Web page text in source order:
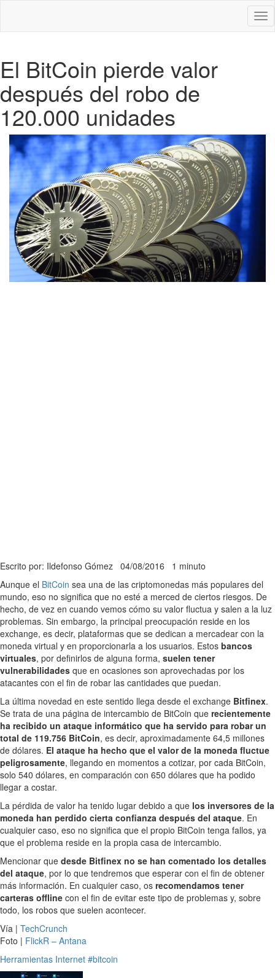
El BitCoin pierde valor
después del robo de
120.000 unidades
Escrito por: Ildefonso Gómez 04/08/2016 1 minuto
Aunque el BitCoin sea una de las criptomonedas más populares del
mundo, eso no significa que no esté a merced de ciertos riesgos. De
hecho, de vez en cuando vemos cómo su valor fluctua y salen a la luz
problemas. Sin embargo, la principal preocupación reside en los
exchange, es decir, plataformas que se dedican a mercadear con la
moneda virtual y en proporcionarla a los usuarios. Estos bancos
virtuales, por definirlos de alguna forma, suelen tener
vulnerabilidades que en ocasiones son aprovechadas por los
atacantes con el fin de robar las cantidades que puedan.
La última novedad en este sentido llega desde el exchange Bitfinex.
Se trata de una página de intercambio de BitCoin que recientemente
ha recibido un ataque informático que ha servido para robar un
total de 119.756 BitCoin, es decir, aproximadamente 64,5 millones
de dólares. El ataque ha hecho que el valor de la moneda fluctue
peligrosamente, llegando en momentos a cotizar, por cada BitCoin,
solo 540 dólares, en comparación con 650 dólares que ha podido
llegar a costar.
La pérdida de valor ha tenido lugar debido a que los inversores de la
moneda han perdido cierta confianza después del ataque. En
cualquier caso, eso no significa que el propio BitCoin tenga fallos, ya
que el problema reside en la propia casa de intercambio.
Mencionar que desde Bitfinex no se han comentado los detalles
del ataque, por lo que tendremos que esperar con el fin de obtener
más información. En cualquier caso, os recomendamos tener
carteras offline con el fin de evitar este tipo de problemas y, sobre
todo, los robos que suelen acontecer.
Vía | TechCrunch
Foto | FlickR – Antana
Herramientas Internet #bitcoin